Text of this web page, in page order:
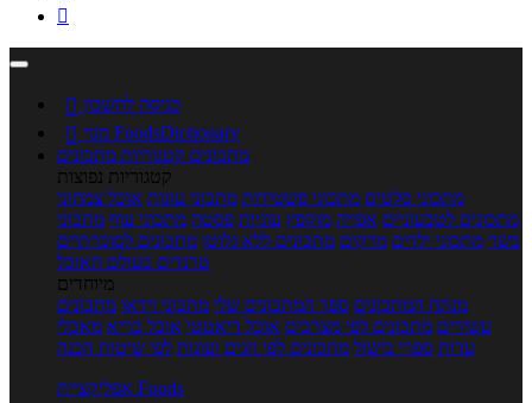

 כניסה לחשבון

מנוי FoodsDictionary
מתכונים קטגוריות מתכונים
קטגוריות נפוצות
מתכוני סלטים מתכוני פשטידות מתכוני עוגות אוכל צמחוני
מתכונים לטבעוניים אפייה מוקפץ עוגיות פסטה מתכוני עוף מתכוני
בשר מתכוני ילדים מרקים מתכונים ללא גלוטן מתכונים לסוכרתיים
טרנדים בעולם האוכל
מיוחדים
מנתח המתכונים ספר המתכונים שלי מתכוני וידאו מתכונים
עשירים מתכונים לפי מצרכים אוכל דיאטטי אוכל בריא מאכלי
עדות ספרי בישול מתכונים לפי חגים ועונות לפי שיטות הכנה
אפליקציית Foods